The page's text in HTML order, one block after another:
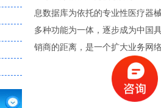
息数据库为依托的专业性医疗器
多种功能为一体，逐步成为中国
销商的距离，是一个扩大业务网